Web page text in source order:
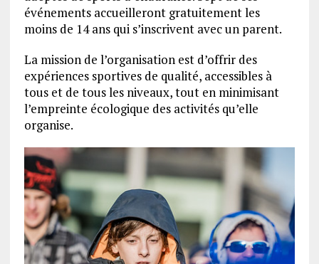
événements accueilleront gratuitement les
moins de 14 ans qui s’inscrivent avec un parent.
La mission de l’organisation est d’offrir des
expériences sportives de qualité, accessibles à
tous et de tous les niveaux, tout en minimisant
l’empreinte écologique des activités qu’elle
organise.